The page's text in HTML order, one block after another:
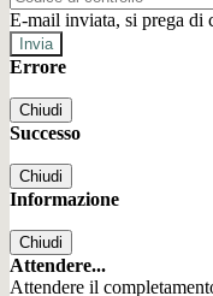
E-mail inviata, si prega di
Errore
Chiudi
Successo
Chiudi
Informazione
Chiudi
Attendere...
Attendere il